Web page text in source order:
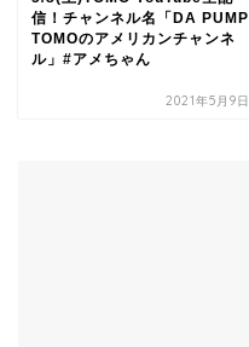
信！チャンネル名「DA PUMP
TOMOのアメリカンチャンネ
ル」#アメちゃん
2021年5月9日